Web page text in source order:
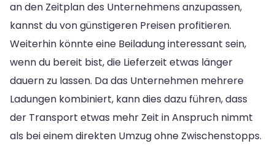
an den Zeitplan des Unternehmens anzupassen,
kannst du von günstigeren Preisen profitieren.
Weiterhin könnte eine Beiladung interessant sein,
wenn du bereit bist, die Lieferzeit etwas länger
dauern zu lassen. Da das Unternehmen mehrere
Ladungen kombiniert, kann dies dazu führen, dass
der Transport etwas mehr Zeit in Anspruch nimmt
als bei einem direkten Umzug ohne Zwischenstopps.